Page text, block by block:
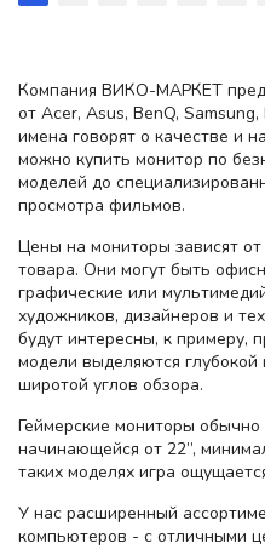
Компания ВИКО-МАРКЕТ
от Acer, Asus, BenQ,
имена говорят о качестве и
можно купить монитор по
моделей до
просмотра фильмов.
Цены на мониторы зависят от
товара. Они могут быть
графические или
художников, дизайнеров и
будут интересны, к примеру,
модели выделяются
широтой углов обзора.
Геймерские мониторы
начинающейся от 22”,
таких моделях игра
У нас расширенный
компьютеров - с отличными